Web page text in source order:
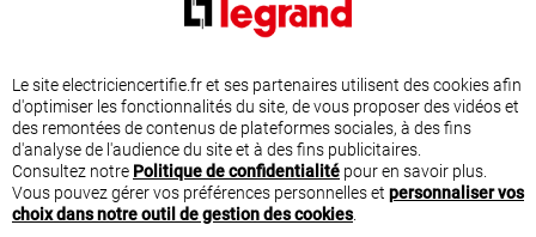
Le site electriciencertifie.fr et ses partenaires utilisent des cookies afin
d'optimiser les fonctionnalités du site, de vous proposer des vidéos et
des remontées de contenus de plateformes sociales, à des fins
d'analyse de l'audience du site et à des fins publicitaires.
Consultez notre Politique de confidentialité pour en savoir plus.
Vous pouvez gérer vos préférences personnelles et personnaliser vos
choix dans notre outil de gestion des cookies.